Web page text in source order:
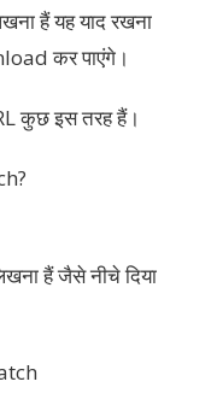
हैं यह याद रखना
कर पाएंगे।
कुछ इस तरह हैं।
हैं जैसे नीचे दिया